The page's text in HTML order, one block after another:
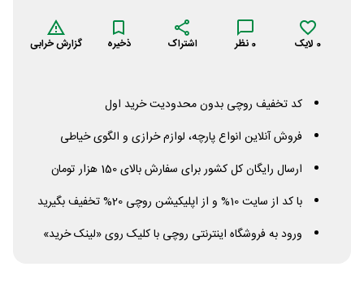
0 لایک 0 نظر اشتراک ذخیره گزارش خرابی
کد تخفیف روچی بدون محدودیت خرید اول
فروش آنلاین انواع پارچه، لوازم خرازی و الگوی خیاطی
ارسال رایگان کل کشور برای سفارش بالای 150 هزار تومان
با کد از سایت 10% و از اپلیکیشن روچی 20% تخفیف بگیرید
ورود به فروشگاه اینترنتی روچی با کلیک روی «لینک خرید»